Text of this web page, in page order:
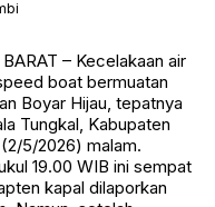
– Kecelakaan air
boat bermuatan
Boyar Hijau, tepatnya
Tungkal, Kabupaten
5/2026) malam.
19.00 WIB ini sempat
kapal dilaporkan